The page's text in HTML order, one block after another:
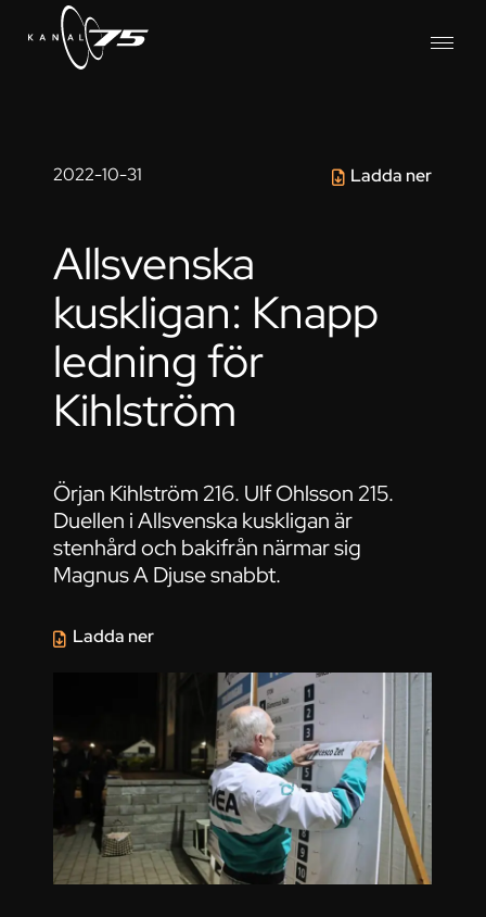
2022-10-31 Ladda ner
Allsvenska
kuskligan: Knapp
ledning för
Kihlström
Örjan Kihlström 216. Ulf Ohlsson 215.
Duellen i Allsvenska kuskligan är
stenhård och bakifrån närmar sig
Magnus A Djuse snabbt.
Ladda ner